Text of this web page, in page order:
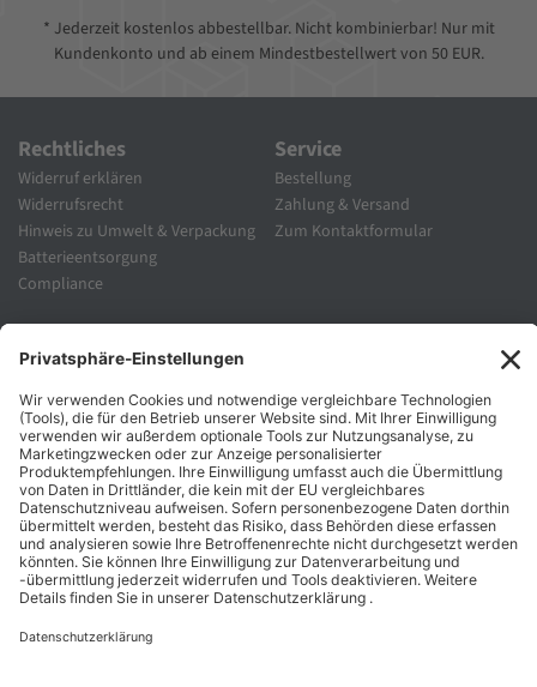
* Jederzeit kostenlos abbestellbar. Nicht kombinierbar! Nur mit
Kundenkonto und ab einem Mindestbestellwert von 50 EUR.
Rechtliches
Widerruf erklären
Widerrufsrecht
Hinweis zu Umwelt & Verpackung
Batterieentsorgung
Compliance
Service
Bestellung
Zahlung & Versand
Zum Kontaktformular
Unternehmen
Karriere
Zahlungsarten
Schnelle Lieferung